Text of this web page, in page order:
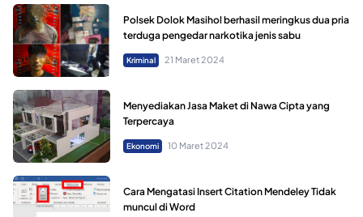
Polsek Dolok Masihol berhasil meringkus dua pria
terduga pengedar narkotika jenis sabu
Kriminal 21 Maret 2024
Menyediakan Jasa Maket di Nawa Cipta yang
Terpercaya
Ekonomi 10 Maret 2024
Cara Mengatasi Insert Citation Mendeley Tidak
muncul di Word